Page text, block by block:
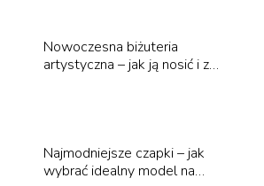
Nowoczesna biżuteria
artystyczna – jak ją nosić i z
Najmodniejsze czapki – jak
wybrać idealny model na